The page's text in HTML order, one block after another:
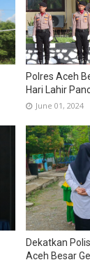
Polres Aceh
Hari Lahir
June 01, 2024
Dekatkan
Aceh Besar